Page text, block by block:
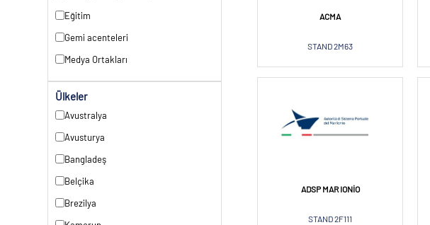
Eğitim
Gemi acenteleri
Medya Ortakları
Ülkeler
Avustralya
Avusturya
Bangladeş
Belçika
Brezilya
ACMA
STAND 2M63
ADSP MAR IONIO
STAND 2F111